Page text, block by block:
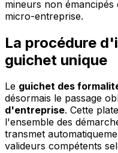
mineurs non
micro-entreprise.
La procédure
guichet unique
Le guichet des
désormais le passage
d'entreprise. Cette
l'ensemble des
transmet
valideurs compétents